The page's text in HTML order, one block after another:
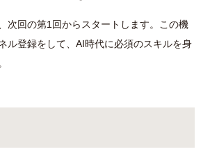
次回の第1回からスタートします。この機
ル登録をして、AI時代に必須のスキルを身